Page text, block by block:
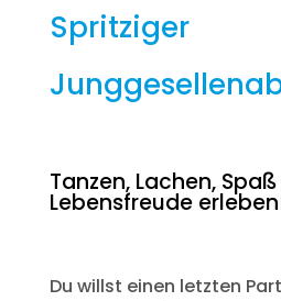
Spritziger
Tanzen, Lachen,
Lebensfreude
Du willst einen letzten